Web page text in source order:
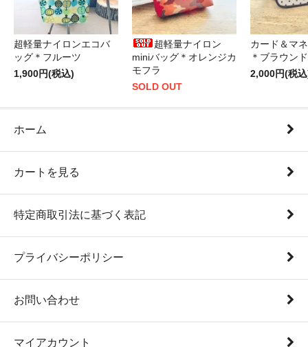
超軽量ナイロンエコバ
ッグ＊フルーツ
1,900円(税込)
超軽量ナイロン
miniバッグ＊オレンジカ
モフラ
SOLD OUT
カード＆マ
＊ブラウン
2,000円(税
ホーム
カートを見る
特定商取引法に基づく表記
プライバシーポリシー
お問い合わせ
マイアカウント